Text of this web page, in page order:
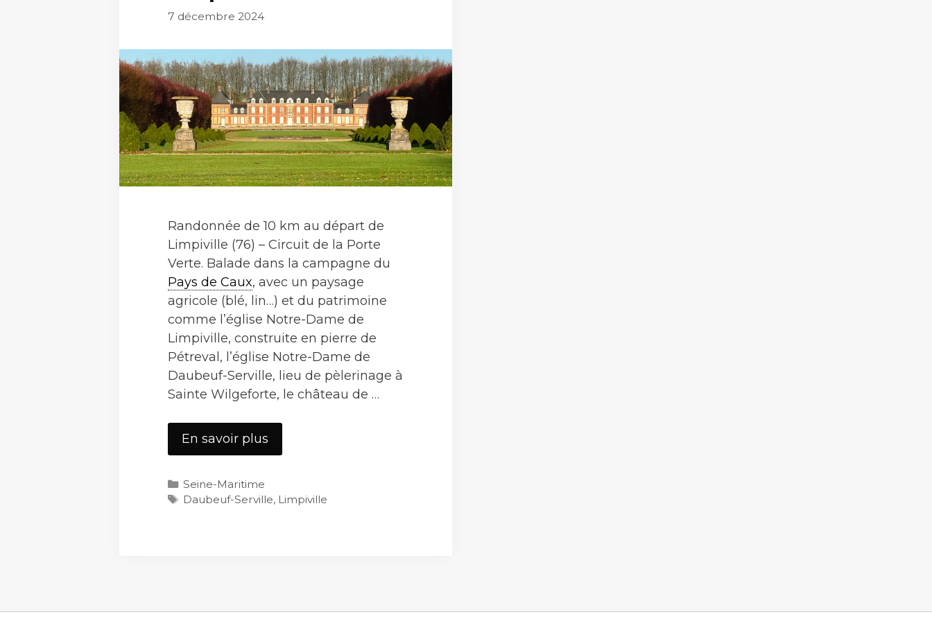
7 décembre 2024
Randonnée de 10 km au départ de
Limpiville (76) – Circuit de la Porte
Verte. Balade dans la campagne du
Pays de Caux, avec un paysage
agricole (blé, lin…) et du patrimoine
comme l’église Notre-Dame de
Limpiville, construite en pierre de
Pétreval, l’église Notre-Dame de
Daubeuf-Serville, lieu de pèlerinage à
Sainte Wilgeforte, le château de …
En savoir plus
Catégories
Seine-Maritime
Étiquettes
Daubeuf-Serville, Limpiville